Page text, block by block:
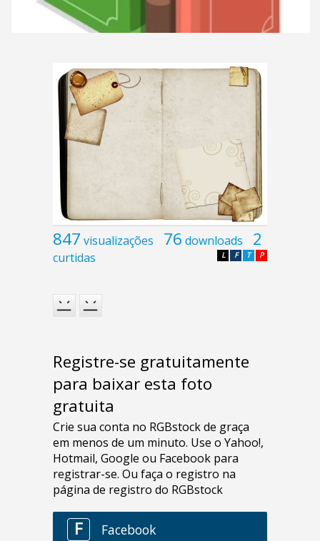
847 visualizações 76 downloads 2
curtidas P
T
F
L
Registre-se gratuitamente
para baixar esta foto
gratuita